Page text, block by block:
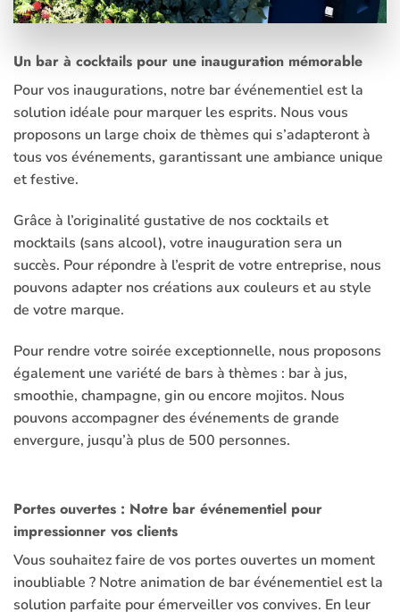
Un bar à cocktails pour une inauguration mémorable
Pour vos inaugurations, notre bar événementielest la
solution idéale pour marquer les esprits. Nous vous
proposons un large choix de thèmes qui s’adapteront à
tous vos événements, garantissant une ambiance unique
et festive.
Grâce à l’originalité gustative de nos cocktails et
mocktails (sans alcool), votre inauguration sera un
succès. Pour répondre à l’esprit de votre entreprise, nous
pouvons adapter nos créations aux couleurs et au style
de votre marque.
Pour rendre votre soirée exceptionnelle, nous proposons
également une variété de bars à thèmes : bar à jus,
smoothie, champagne, gin ou encore mojitos. Nous
pouvons accompagner des événements de grande
envergure, jusqu’à plus de 500 personnes.
Portes ouvertes : Notre bar événementiel pour
impressionner vos clients
Vous souhaitez faire de vos portes ouvertes un moment
inoubliable ? Notre animation de bar événementielest la
solution parfaite pour émerveiller vos convives. En leur